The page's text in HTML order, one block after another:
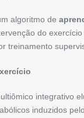
algoritmo de
do
treinamento
integrativo
induzidos